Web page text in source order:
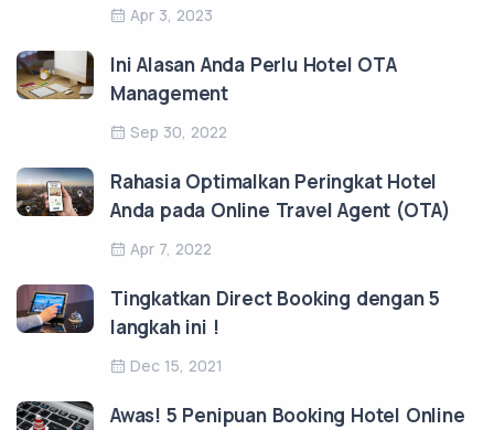
Apr 3, 2023
Ini Alasan Anda Perlu Hotel OTA
Management
Sep 30, 2022
Rahasia Optimalkan Peringkat Hotel
Anda pada Online Travel Agent (OTA)
Apr 7, 2022
Tingkatkan Direct Booking dengan 5
langkah ini !
Dec 15, 2021
Awas! 5 Penipuan Booking Hotel Online